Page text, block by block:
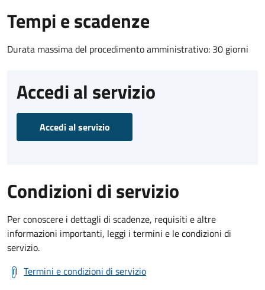
Tempi e scadenze
Durata massima del procedimento amministrativo: 30 giorni
Accedi al servizio
Accedi al servizio
Condizioni di servizio
Per conoscere i dettagli di scadenze, requisiti e altre
informazioni importanti, leggi i termini e le condizioni di
servizio.
Termini e condizioni di servizio